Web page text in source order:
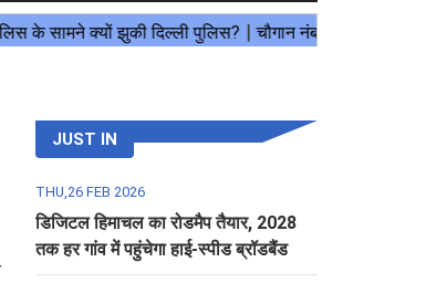
JUST IN
THU,26 FEB 2026
डिजिटल हिमाचल का रोडमैप तैयार, 2028
तक हर गांव में पहुंचेगा हाई-स्पीड ब्रॉडबैंड